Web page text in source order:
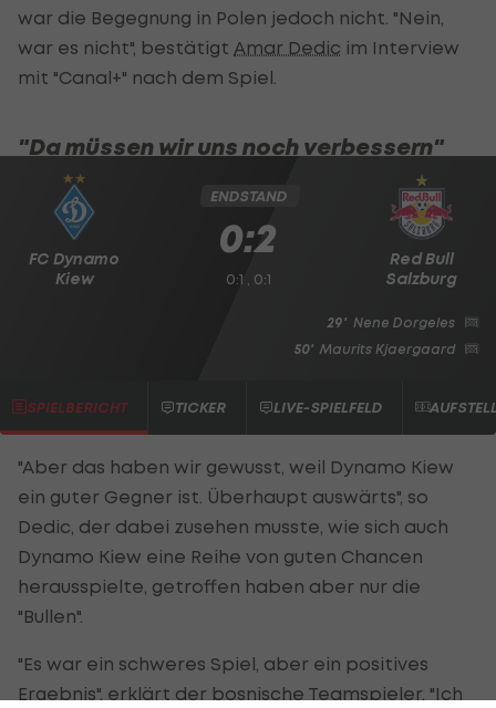
war die Begegnung in Polen jedoch nicht. "Nein,
war es nicht", bestätigt Amar Dedic im Interview
mit "Canal+" nach dem Spiel.
"Da müssen wir uns noch verbessern"
FC Dynamo
Kiew
Red Bull
Salzburg
ENDSTAND
0:2
0:1 , 0:1
29' Nene Dorgeles
50' Maurits Kjaergaard
SPIELBERICHT TICKER LIVE-SPIELFELD
"Aber das haben wir gewusst, weil Dynamo Kiew
ein guter Gegner ist. Überhaupt auswärts", so
Dedic, der dabei zusehen musste, wie sich auch
Dynamo Kiew eine Reihe von guten Chancen
herausspielte, getroffen haben aber nur die
"Bullen".
"Es war ein schweres Spiel, aber ein positives
Ergebnis", erklärt der bosnische Teamspieler. "Ich